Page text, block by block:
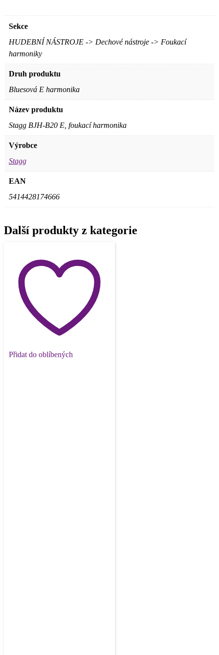
Sekce
HUDEBNÍ NÁSTROJE -> Dechové nástroje -> Foukací
harmoniky
Druh produktu
Bluesová E harmonika
Název produktu
Stagg BJH-B20 E, foukací harmonika
Výrobce
Stagg
EAN
5414428174666
Další produkty z kategorie
Přidat do oblíbených